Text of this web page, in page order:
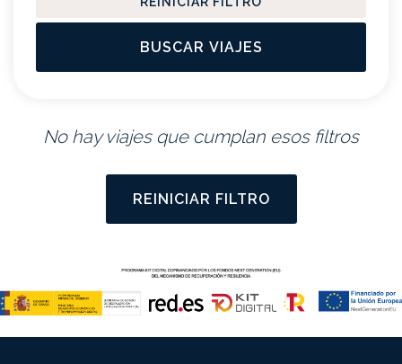
BUSCAR VIAJES
No hay viajes que cumplan esos filtros
REINICIAR FILTRO